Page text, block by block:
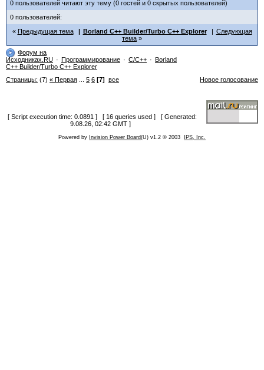
0 пользователей читают эту тему (0 гостей и 0 скрытых пользователей)
0 пользователей:
Предыдущая тема
Borland C++ Builder/Turbo C++ Explorer
Следующая
тема
Форум на
Исходниках.RU
Программирование C/C++
Borland
C++ Builder/Turbo C++ Explorer
Страницы: (7) « Первая 5 6 [7] все Новое голосование
[ Script execution time: 0.0891 ] [ 16 queries used ] [ Generated:
9.08.26, 02:42 GMT ]
Powered by Invision Power Board(U) v1.2 © 2003 IPS, Inc.